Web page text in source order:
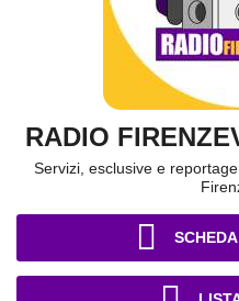
RADIO
Servizi, esclusive e